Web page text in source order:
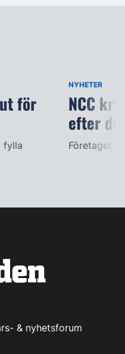
för
fylla
NYHETER
NCC
efter
Företaget
& nyhetsforum